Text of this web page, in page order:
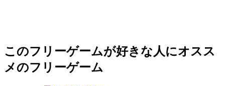
このフリーゲームが好きな人にオスス
メのフリーゲーム